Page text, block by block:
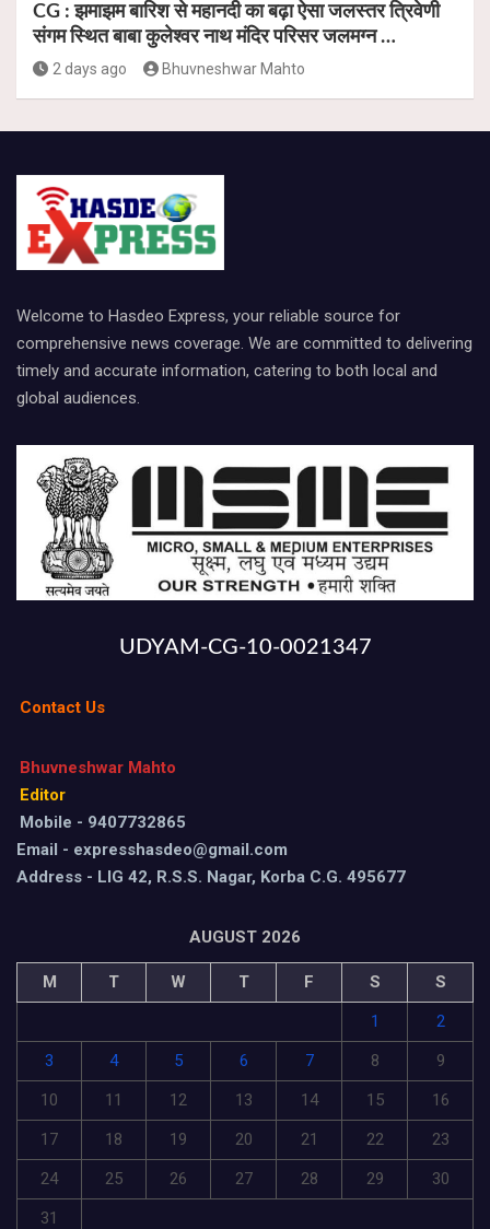
CG : झमाझम बारिश से महानदी का बढ़ा ऐसा जलस्तर त्रिवेणी
संगम स्थित बाबा कुलेश्वर नाथ मंदिर परिसर जलमग्न …
2 days ago Bhuvneshwar Mahto
Welcome to Hasdeo Express, your reliable source for
comprehensive news coverage. We are committed to delivering
timely and accurate information, catering to both local and
global audiences.
UDYAM-CG-10-0021347
Contact Us
Bhuvneshwar Mahto
Editor
Mobile - 9407732865
Email - expresshasdeo@gmail.com
Address - LIG 42, R.S.S. Nagar, Korba C.G. 495677
AUGUST 2026
M T W T F S
S
1
2
3
4 5 6 7 8
9
10
11 12 13 14 15
16
17
18 19 20 21 22
23
24
25 26 27 28 29
30
31